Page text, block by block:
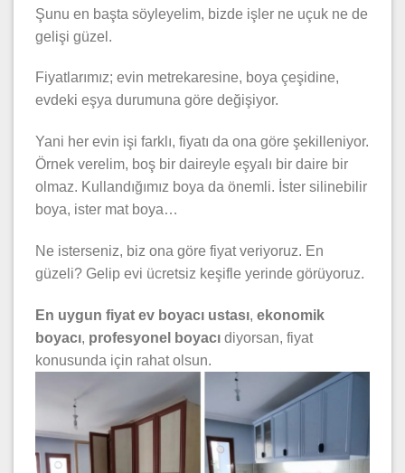
Şunu en başta söyleyelim, bizde işler ne uçuk ne de
gelişi güzel.
Fiyatlarımız; evin metrekaresine, boya çeşidine,
evdeki eşya durumuna göre değişiyor.
Yani her evin işi farklı, fiyatı da ona göre şekilleniyor.
Örnek verelim, boş bir daireyle eşyalı bir daire bir
olmaz. Kullandığımız boya da önemli. İster silinebilir
boya, ister mat boya…
Ne isterseniz, biz ona göre fiyat veriyoruz. En
güzeli? Gelip evi ücretsiz keşifle yerinde görüyoruz.
En uygun fiyat ev boyacı ustası, ekonomik
boyacı, profesyonel boyacı diyorsan, fiyat
konusunda için rahat olsun.